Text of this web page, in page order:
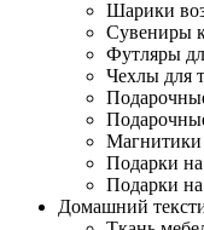
Шарики
Сувениры
Футляры
Чехлы для
Магнитики
Подарки на
Подарки
Домашний